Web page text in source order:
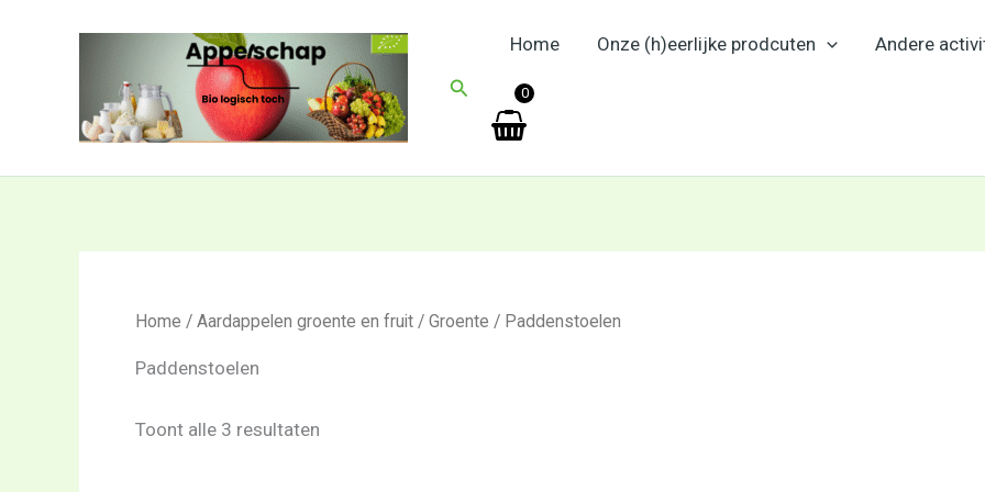
Zoeken
Home Onze (h)eerlijke prodcuten Andere
0
Home / Aardappelen groente en fruit / Groente / Paddenstoelen
Paddenstoelen
Toont alle 3 resultaten
nieuwste